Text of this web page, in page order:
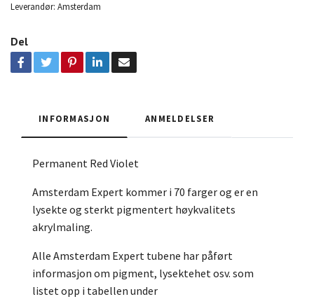
Leverandør: Amsterdam
Del
INFORMASJON ANMELDELSER
Permanent Red Violet
Amsterdam Expert kommer i 70 farger og er en
lysekte og sterkt pigmentert høykvalitets
akrylmaling.
Alle Amsterdam Expert tubene har påført
informasjon om pigment, lysektehet osv. som
listet opp i tabellen under